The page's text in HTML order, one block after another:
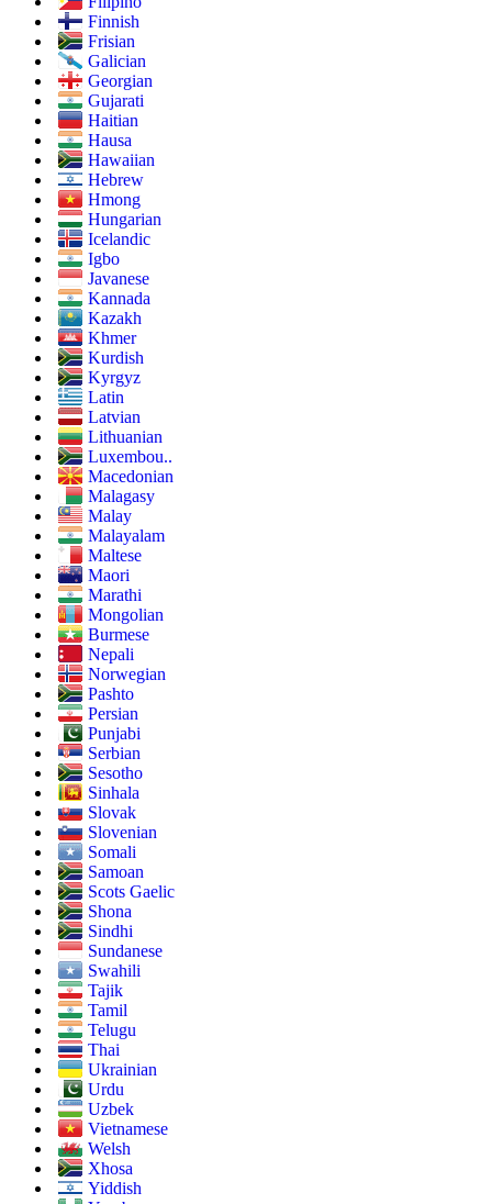
Finnish
Frisian
Galician
Georgian
Gujarati
Haitian
Hausa
Hawaiian
Hebrew
Hmong
Hungarian
Icelandic
Igbo
Javanese
Kannada
Kazakh
Khmer
Kurdish
Kyrgyz
Latin
Latvian
Lithuanian
Luxembou..
Macedonian
Malagasy
Malay
Malayalam
Maltese
Maori
Marathi
Mongolian
Burmese
Nepali
Norwegian
Pashto
Persian
Punjabi
Serbian
Sesotho
Sinhala
Slovak
Slovenian
Somali
Samoan
Scots Gaelic
Shona
Sindhi
Sundanese
Swahili
Tajik
Tamil
Telugu
Thai
Ukrainian
Urdu
Uzbek
Vietnamese
Welsh
Xhosa
Yiddish